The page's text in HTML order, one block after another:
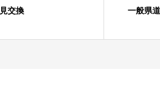
交換 一般県